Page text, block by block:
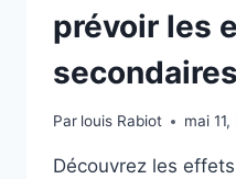
prévoir les
Par louis Rabiot mai
Découvrez les